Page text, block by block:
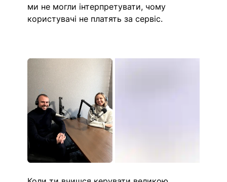
ми не могли інтерпретувати, чому
користувачі не платять за сервіс.